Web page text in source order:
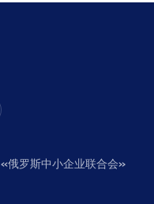
«俄罗斯中小企业联合会»